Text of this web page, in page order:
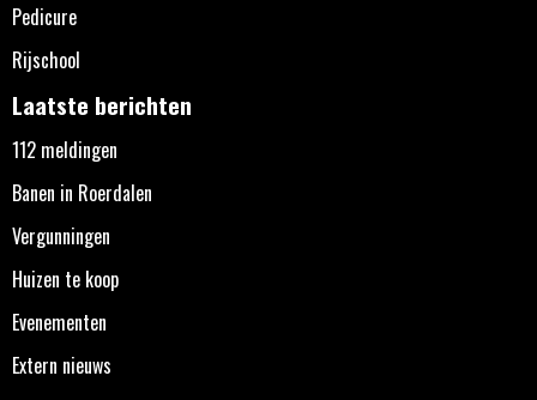
Pedicure
Rijschool
Laatste berichten
112 meldingen
Banen in Roerdalen
Vergunningen
Huizen te koop
Evenementen
Extern nieuws